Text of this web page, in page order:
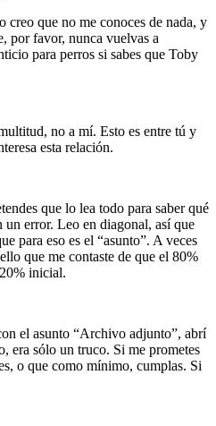
creo que no me conoces de nada, y
por favor, nunca vuelvas a
para perros si sabes que Toby
no a mí. Esto es entre tú y
esta relación.
que lo lea todo para saber qué
un error. Leo en diagonal, así que
para eso es el “asunto”. A veces
que me contaste de que el 80%
inicial.
el asunto “Archivo adjunto”, abrí
era sólo un truco. Si me prometes
o que como mínimo, cumplas. Si